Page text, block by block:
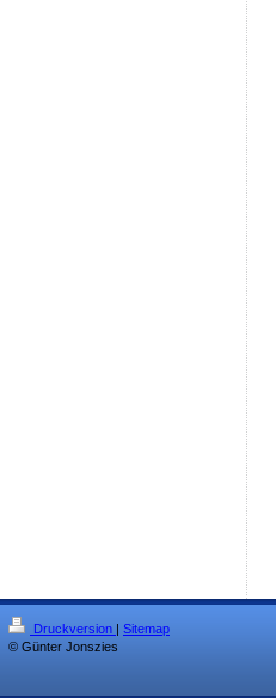
Druckversion | Sitemap
© Günter Jonszies